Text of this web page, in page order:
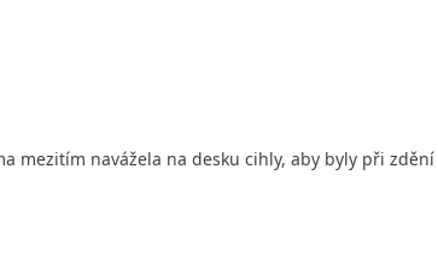
mezitím navážela na desku cihly, aby byly při